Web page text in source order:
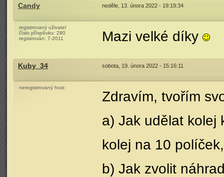
Candy neděle, 13. února 2022 - 19:19:34
registrovaný uživatel
číslo příspěvku: 280
registrován: 7-2011 Mazi velké díky
Kuby_34 sobota, 19. února 2022 - 15:16:11
neregistrovaný host
Zdravím, tvořím
a) Jak udělat kolej
kolej na 10
b) Jak zvolit